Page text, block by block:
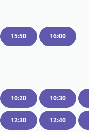
15:50 16:00
10:20 10:30
12:30 12:40